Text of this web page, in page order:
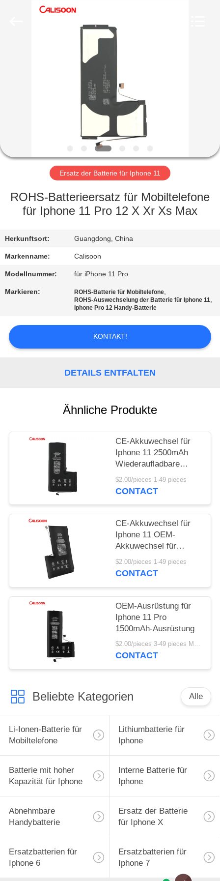
STARTSEITE
ÜBER
UNS
FABRIK
TOUR
QUALITÄTSKONTROLLE
REFERENZEN
PRIVACY
POLICY
Ersatz der Batterie für Iphone 11
ROHS-Batterieersatz für Mobiltelefone
für Iphone 11 Pro 12 X Xr Xs Max
Herkunftsort: Guangdong, China
Markenname: Calisoon
Modellnummer: für iPhone 11 Pro
Markieren: ROHS-Batterie für Mobiltelefone,
ROHS-Auswechselung der Batterie für Iphone 11,
Iphone Pro 12 Handy-Batterie
KONTAKT!
DETAILS ENTFALTEN
Ähnliche Produkte
CE-Akkuwechsel für
Iphone 11 2500mAh
Wiederaufladbare
Telefonbatterien
$2.00/pieces 1-49 pieces
CONTACT
CE-Akkuwechsel für
Iphone 11 OEM-
Akkuwechsel für
Iphone 11
$2.00/pieces 1-49 pieces
CONTACT
OEM-Ausrüstung für
Iphone 11 Pro
1500mAh-Ausrüstung
$2.00/pieces 3-49 pieces MOQ:3 Stücke
CONTACT
Beliebte Kategorien Alle
Li-Ionen-Batterie für
Mobiltelefone
Lithiumbatterie für
Iphone
Batterie mit hoher
Kapazität für Iphone
Interne Batterie für
Iphone
Abnehmbare
Handybatterie
Ersatz der Batterie
für Iphone X
Ersatzbatterien für
Iphone 6
Ersatzbatterien für
Iphone 7